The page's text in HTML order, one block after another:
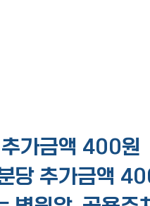
가금액 400원
당 추가금액